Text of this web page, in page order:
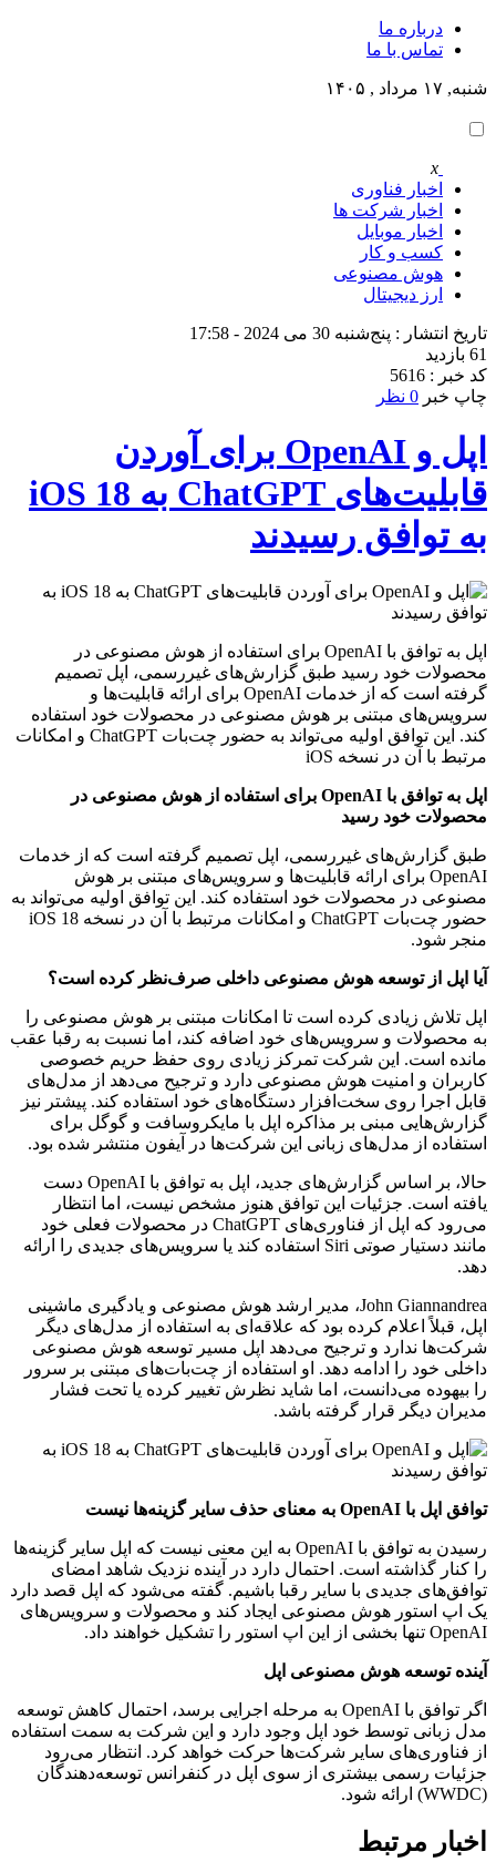
درباره ما
تماس با ما
شنبه, ۱۷ مرداد , ۱۴۰۵
x
اخبار فناوری
اخبار شرکت ها
اخبار موبایل
کسب و کار
هوش مصنوعی
ارز دیجیتال
تاریخ انتشار : پنج‌شنبه 30 می 2024 - 17:58
61 بازدید
کد خبر : 5616
چاپ خبر 0 نظر
اپل و OpenAI برای آوردن
قابلیت‌های ChatGPT به iOS 18
به توافق رسیدند
اپل به توافق با OpenAI برای استفاده از هوش مصنوعی در
محصولات خود رسید طبق گزارش‌های غیررسمی، اپل تصمیم
گرفته است که از خدمات OpenAI برای ارائه قابلیت‌ها و
سرویس‌های مبتنی بر هوش مصنوعی در محصولات خود استفاده
کند. این توافق اولیه می‌تواند به حضور چت‌بات ChatGPT و امکانات
مرتبط با آن در نسخه iOS
اپل به توافق با OpenAI برای استفاده از هوش مصنوعی در
محصولات خود رسید
طبق گزارش‌های غیررسمی، اپل تصمیم گرفته است که از خدمات
OpenAI برای ارائه قابلیت‌ها و سرویس‌های مبتنی بر هوش
مصنوعی در محصولات خود استفاده کند. این توافق اولیه می‌تواند به
حضور چت‌بات ChatGPT و امکانات مرتبط با آن در نسخه iOS 18
منجر شود.
آیا اپل از توسعه هوش مصنوعی داخلی صرف‌نظر کرده است؟
اپل تلاش زیادی کرده است تا امکانات مبتنی بر هوش مصنوعی را
به محصولات و سرویس‌های خود اضافه کند، اما نسبت به رقبا عقب
مانده است. این شرکت تمرکز زیادی روی حفظ حریم خصوصی
کاربران و امنیت هوش مصنوعی دارد و ترجیح می‌دهد از مدل‌های
قابل اجرا روی سخت‌افزار دستگاه‌های خود استفاده کند. پیشتر نیز
گزارش‌هایی مبنی بر مذاکره اپل با مایکروسافت و گوگل برای
استفاده از مدل‌های زبانی این شرکت‌ها در آیفون منتشر شده بود.
حالا، بر اساس گزارش‌های جدید، اپل به توافق با OpenAI دست
یافته است. جزئیات این توافق هنوز مشخص نیست، اما انتظار
می‌رود که اپل از فناوری‌های ChatGPT در محصولات فعلی خود
مانند دستیار صوتی Siri استفاده کند یا سرویس‌های جدیدی را ارائه
دهد.
John Giannandrea، مدیر ارشد هوش مصنوعی و یادگیری ماشینی
اپل، قبلاً اعلام کرده بود که علاقه‌ای به استفاده از مدل‌های دیگر
شرکت‌ها ندارد و ترجیح می‌دهد اپل مسیر توسعه هوش مصنوعی
داخلی خود را ادامه دهد. او استفاده از چت‌بات‌های مبتنی بر سرور
را بیهوده می‌دانست، اما شاید نظرش تغییر کرده یا تحت فشار
مدیران دیگر قرار گرفته باشد.
توافق اپل با OpenAI به معنای حذف سایر گزینه‌ها نیست
رسیدن به توافق با OpenAI به این معنی نیست که اپل سایر گزینه‌ها
را کنار گذاشته است. احتمال دارد در آینده نزدیک شاهد امضای
توافق‌های جدیدی با سایر رقبا باشیم. گفته می‌شود که اپل قصد دارد
یک اپ استور هوش مصنوعی ایجاد کند و محصولات و سرویس‌های
OpenAI تنها بخشی از این اپ استور را تشکیل خواهند داد.
آینده توسعه هوش مصنوعی اپل
اگر توافق با OpenAI به مرحله اجرایی برسد، احتمال کاهش توسعه
مدل زبانی توسط خود اپل وجود دارد و این شرکت به سمت استفاده
از فناوری‌های سایر شرکت‌ها حرکت خواهد کرد. انتظار می‌رود
جزئیات رسمی بیشتری از سوی اپل در کنفرانس توسعه‌دهندگان
(WWDC) ارائه شود.
اخبار مرتبط